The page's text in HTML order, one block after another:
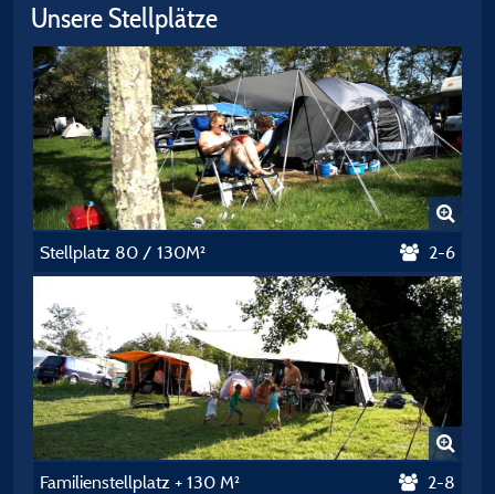
Unsere Stellplätze
Stellplatz 80 / 130M² 2-6
Familienstellplatz + 130 M² 2-8